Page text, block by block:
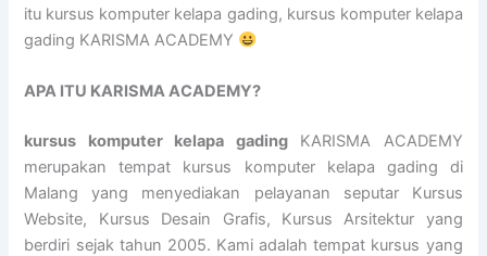
itu kursus komputer kelapa gading, kursus komputer kelapa
gading KARISMA ACADEMY
APA ITU KARISMA ACADEMY?
kursus komputer kelapa gadingKARISMA ACADEMY
merupakan tempat kursus komputer kelapa gading di
Malang yang menyediakan pelayanan seputar Kursus
Website, Kursus Desain Grafis, Kursus Arsitektur yang
berdiri sejak tahun 2005. Kami adalah tempat kursus yang